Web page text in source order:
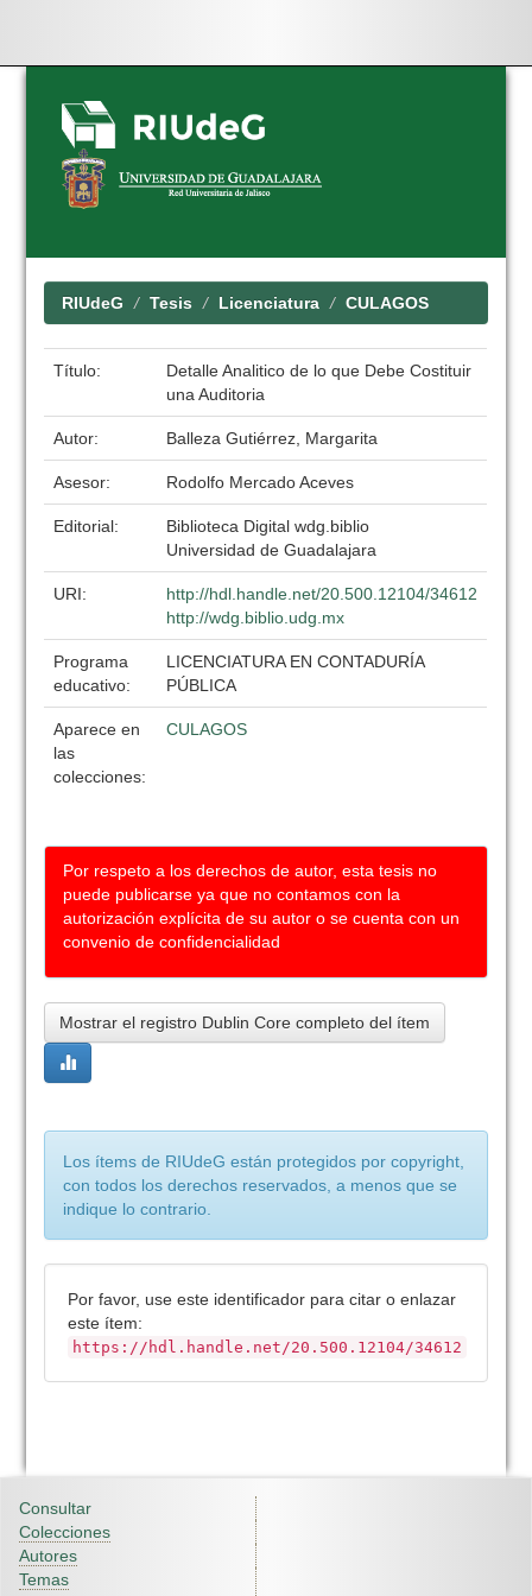
Skip
navigation
RIUdeG Tesis Licenciatura CULAGOS
Título:
Detalle Analitico de lo que Debe Costituir
una Auditoria
Autor: Balleza Gutiérrez, Margarita
Asesor: Rodolfo Mercado Aceves
Editorial:
Biblioteca Digital wdg.biblio
Universidad de Guadalajara
URI:
http://hdl.handle.net/20.500.12104/34612
http://wdg.biblio.udg.mx
Programa
educativo:
LICENCIATURA EN CONTADURÍA
PÚBLICA
Aparece en
las
colecciones:
CULAGOS
Por respeto a los derechos de autor, esta tesis no
puede publicarse ya que no contamos con la
autorización explícita de su autor o se cuenta con un
convenio de confidencialidad
Mostrar el registro Dublin Core completo del ítem
Los ítems de RIUdeG están protegidos por copyright,
con todos los derechos reservados, a menos que se
indique lo contrario.
Por favor, use este identificador para citar o enlazar
este ítem:
https://hdl.handle.net/20.500.12104/34612
Consultar
Colecciones
Autores
Temas